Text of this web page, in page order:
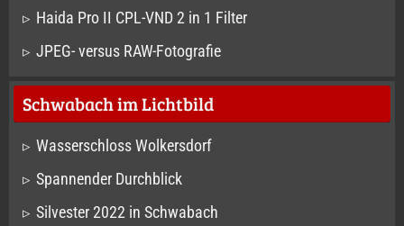
Haida Pro II CPL-VND 2 in 1 Filter
JPEG- versus RAW-Fotografie
Schwabach im Lichtbild
Wasserschloss Wolkersdorf
Spannender Durchblick
Silvester 2022 in Schwabach